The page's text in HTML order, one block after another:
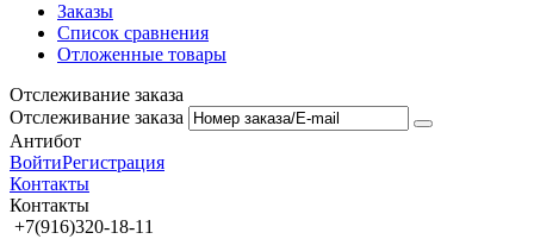
Заказы
Список сравнения
Отложенные товары
Отслеживание заказа
Отслеживание заказа
Антибот
ВойтиРегистрация
Контакты
Контакты
+7(916)320-18-11